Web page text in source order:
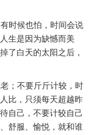
时候也怕，时间会说
生是因为缺憾而美
了白天的太阳之后，
；不要斤斤计较，时
比，只须每天超越昨
自己，不要计较自己
舒服、愉悦，就和谁